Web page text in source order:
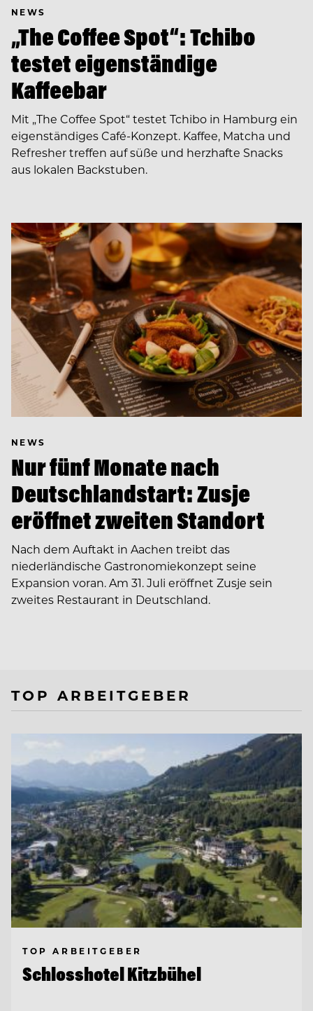
NEWS
„The Coffee Spot“: Tchibo
testet eigenständige
Kaffeebar
Mit „The Coffee Spot“ testet Tchibo in Hamburg ein
eigenständiges Café-Konzept. Kaffee, Matcha und
Refresher treffen auf süße und herzhafte Snacks
aus lokalen Backstuben.
NEWS
Nur fünf Monate nach
Deutschlandstart: Zusje
eröffnet zweiten Standort
Nach dem Auftakt in Aachen treibt das
niederländische Gastronomiekonzept seine
Expansion voran. Am 31. Juli eröffnet Zusje sein
zweites Restaurant in Deutschland.
TOP ARBEITGEBER
TOP ARBEITGEBER
Schlosshotel Kitzbühel